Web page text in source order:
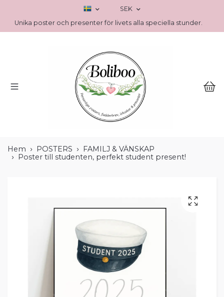
SEK
Unika poster och presenter för livets alla speciella stunder.
Hem POSTERS
FAMILJ & VÄNSKAP
Poster till studenten, perfekt student present!